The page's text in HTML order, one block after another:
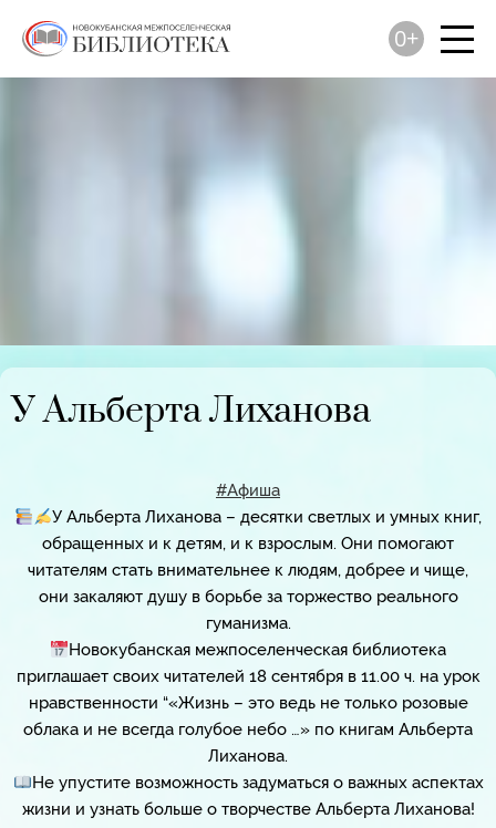
0+
У Альберта Лиханова
#Афиша
У Альберта Лиханова – десятки светлых и умных книг,
обращенных и к детям, и к взрослым. Они помогают
читателям стать внимательнее к людям, добрее и чище,
они закаляют душу в борьбе за торжество реального
гуманизма.
Новокубанская межпоселенческая библиотека
приглашает своих читателей 18 сентября в 11.00 ч. на урок
нравственности “«Жизнь – это ведь не только розовые
облака и не всегда голубое небо …» по книгам Альберта
Лиханова.
Не упустите возможность задуматься о важных аспектах
жизни и узнать больше о творчестве Альберта Лиханова!